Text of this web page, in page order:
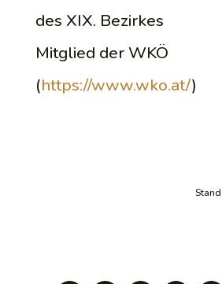
des XIX. Bezirkes
Mitglied der WKÖ
(https://www.wko.at/)